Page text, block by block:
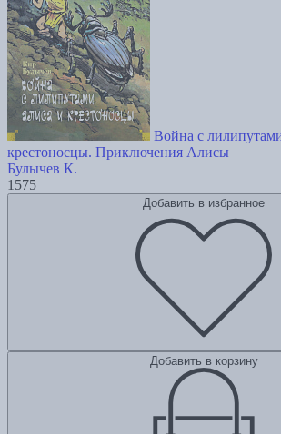
Война с
крестоносцы. Приключения Алисы
Булычев К.
1575
Добавить в избранное
Добавить в корзину